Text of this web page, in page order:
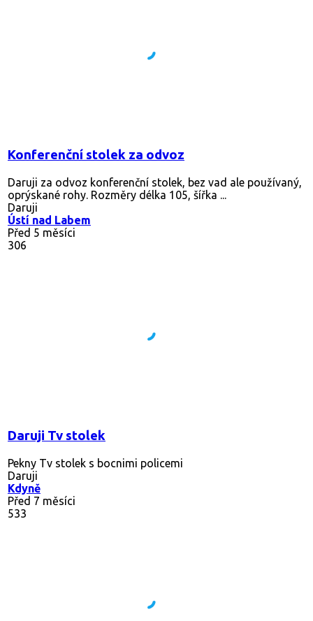
Konferenční stolek za odvoz
Daruji za odvoz konferenční stolek, bez vad ale používaný,
oprýskané rohy. Rozměry délka 105, šířka ...
Daruji
Ústí nad Labem
Před 5 měsíci
306
Daruji Tv stolek
Pekny Tv stolek s bocnimi policemi
Daruji
Kdyně
Před 7 měsíci
533